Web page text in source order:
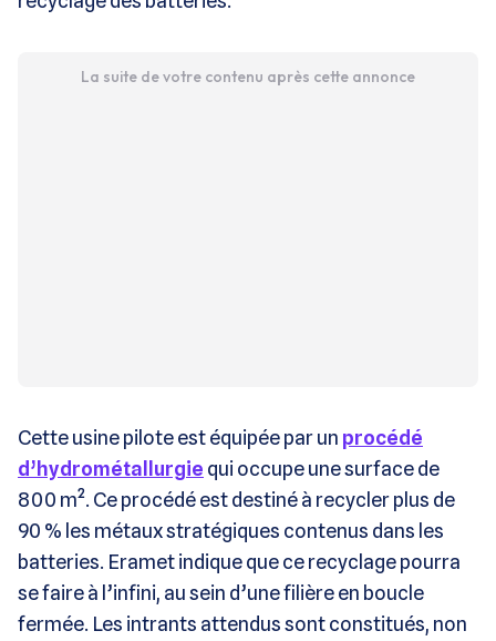
La suite de votre contenu après cette annonce
Cette usine pilote est équipée par un procédé
d’hydrométallurgie qui occupe une surface de
800 m². Ce procédé est destiné à recycler plus de
90 % les métaux stratégiques contenus dans les
batteries. Eramet indique que ce recyclage pourra
se faire à l’infini, au sein d’une filière en boucle
fermée. Les intrants attendus sont constitués, non